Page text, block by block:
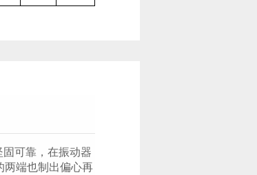
可靠，在振动器
两端也制出偏心再